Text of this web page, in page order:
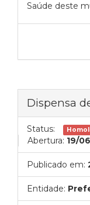
Saúde deste
Dispensa
Status:
Abertura: 19/
Publicado em:
Entidade: